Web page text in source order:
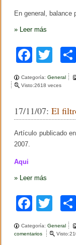
En general, balance
» Leer más
F
a
c
b
o
wi
tt
Categoría:General
Visto:2618 veces
17/11/07:El
Artículo publicado
2007.
Aqui
» Leer más
F
a
c
wi
tt
Categoría:General
comentarios